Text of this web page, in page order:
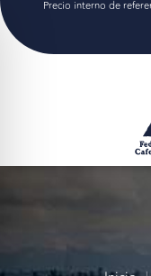
Precio interno de